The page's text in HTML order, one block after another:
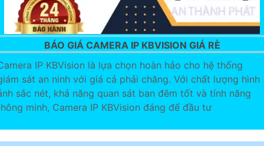
BÁO GIÁ CAMERA IP KBVISION GIÁ RÈ
IP KBVision là lựa chọn hoàn hảo cho hệ thống
sát an ninh với giá cả phải chăng. Với chất lượng hình
sắc nét, khả năng quan sát ban đêm tốt và tính năng
minh, Camera IP KBVision đáng để đầu tư